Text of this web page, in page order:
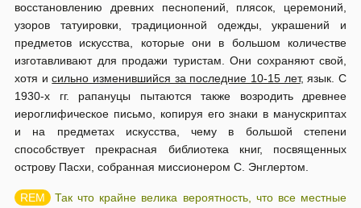
восстановлению древних песнопений, плясок, церемоний,
узоров татуировки, традиционной одежды, украшений и
предметов искусства, которые они в большом количестве
изготавливают для продажи туристам. Они сохраняют свой,
хотя исильно изменившийся за последние 10-15 лет, язык. С
1930-х гг. рапануцы пытаются также возродить древнее
иероглифическое письмо, копируя его знаки в манускриптах
и на предметах искусства, чему в большой степени
способствует прекрасная библиотека книг, посвященных
острову Пасхи, собранная миссионером С. Энглертом.
Так что крайне велика вероятность, что все местные